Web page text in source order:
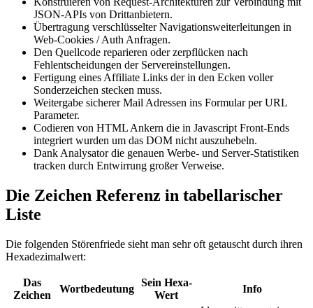
JSON-APIs von Drittanbietern.
Übertragung verschlüsselter Navigationsweiterleitungen in
Web-Cookies / Auth Anfragen.
Den Quellcode reparieren oder zerpflücken nach
Fehlentscheidungen der Servereinstellungen.
Fertigung eines Affiliate Links der in den Ecken voller
Sonderzeichen stecken muss.
Weitergabe sicherer Mail Adressen ins Formular per URL
Parameter.
Codieren von HTML Ankern die in Javascript Front-Ends
integriert wurden um das DOM nicht auszuhebeln.
Dank Analysator die genauen Werbe- und Server-Statistiken
tracken durch Entwirrung großer Verweise.
Die Zeichen Referenz in tabellarischer
Liste
Die folgenden Störenfriede sieht man sehr oft getauscht durch ihren
Hexadezimalwert:
Das
Zeichen
Wortbedeutung
Sein Hexa-
Wert
Info